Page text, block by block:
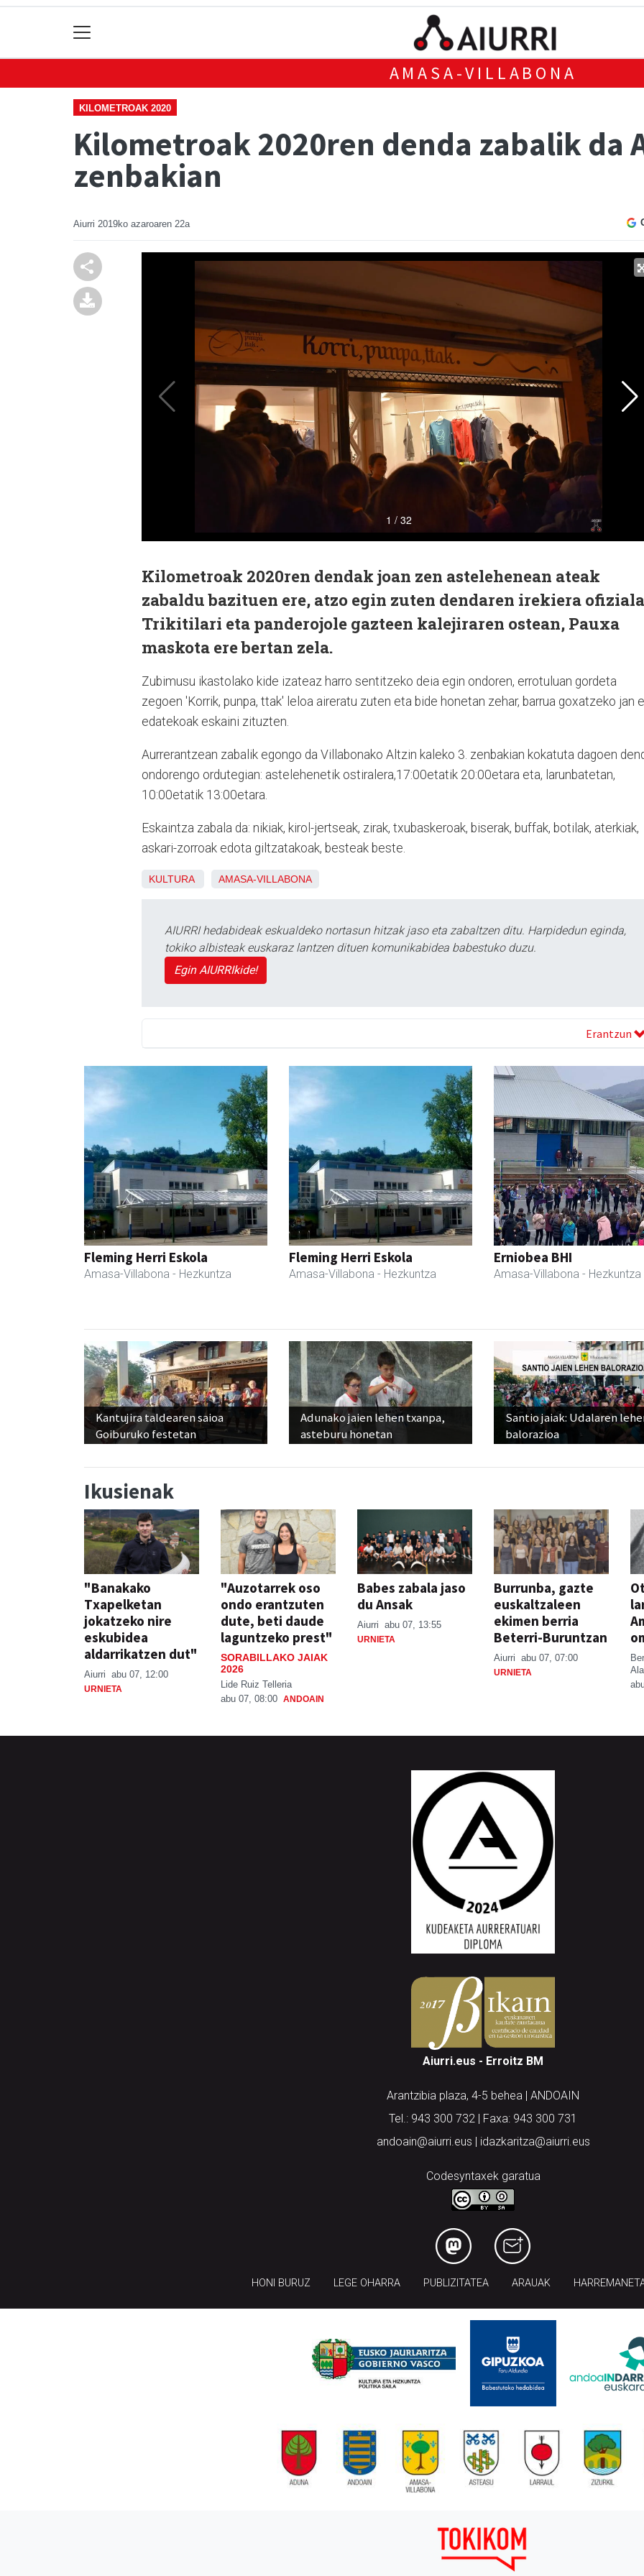
AMASA-VILLABONA
KILOMETROAK 2020
Kilometroak 2020ren denda zabalik da
zenbakian
Aiurri 2019ko azaroaren 22a
Kilometroak 2020ren dendak joan zen astelehenean ateak
zabaldu bazituen ere, atzo egin zuten dendaren irekiera
Trikitilari eta panderojole gazteen kalejiraren ostean, Pauxa
maskota ere bertan zela.
Zubimusu ikastolako kide izateaz harro sentitzeko deia egin ondoren, errotuluan gordeta
zegoen 'Korrik, punpa, ttak' leloa aireratu zuten eta bide honetan zehar, barrua goxatzeko jan
edatekoak eskaini zituzten.
Aurrerantzean zabalik egongo da Villabonako Altzin kaleko 3. zenbakian kokatuta dagoen
ondorengo ordutegian: astelehenetik ostiralera,17:00etatik 20:00etara eta, larunbatetan,
10:00etatik 13:00etara.
Eskaintza zabala da: nikiak, kirol-jertseak, zirak, txubaskeroak, biserak, buffak, botilak, aterkiak,
askari-zorroak edota giltzatakoak, besteak beste.
KULTURA AMASA-VILLABONA
AIURRI hedabideak eskualdeko nortasun hitzak jaso eta zabaltzen ditu. Harpidedun eginda,
tokiko albisteak euskaraz lantzen dituen komunikabidea babestuko duzu.
Egin AIURRIkide!
Erantzun
Fleming Herri Eskola
Amasa-Villabona - Hezkuntza
Fleming Herri Eskola
Amasa-Villabona - Hezkuntza
Erniobea BHI
Amasa-Villabona - Hezkuntza
Kantujira taldearen saioa
Goiburuko festetan
Adunako jaien lehen txanpa,
asteburu honetan
Santio jaiak: Udalaren
balorazioa
Ikusienak
"Banakako
Txapelketan
jokatzeko nire
eskubidea
aldarrikatzen dut"
Aiurri abu 07, 12:00
URNIETA
"Auzotarrek oso
ondo erantzuten
dute, beti daude
laguntzeko prest"
SORABILLAKO JAIAK
2026
Lide Ruiz Telleria
abu 07, 08:00 ANDOAIN
Babes zabala jaso
du Ansak
Aiurri abu 07, 13:55
URNIETA
Burrunba, gazte
euskaltzaleen
ekimen berria
Beterri-Buruntzan
Aiurri abu 07, 07:00
URNIETA
Aiurri.eus - Erroitz BM
Arantzibia plaza, 4-5 behea | ANDOAIN
Tel.: 943 300 732 | Faxa: 943 300 731
andoain@aiurri.eus | idazkaritza@aiurri.eus
Codesyntaxek garatua
HONI BURUZ LEGE OHARRA PUBLIZITATEA ARAUAK